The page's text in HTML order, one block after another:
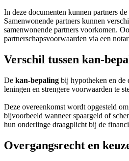
In deze documenten kunnen partners
Samenwonende partners kunnen
samenwonende partners voorkomen.
partnerschapsvoorwaarden via een
Verschil tussen kan-
De kan-bepaling bij hypotheken en de
leningen en strengere voorwaarden te
Deze overeenkomst wordt opgesteld
bijvoorbeeld wanneer spaargeld of
hun onderlinge draagplicht bij de
Overgangsrecht en